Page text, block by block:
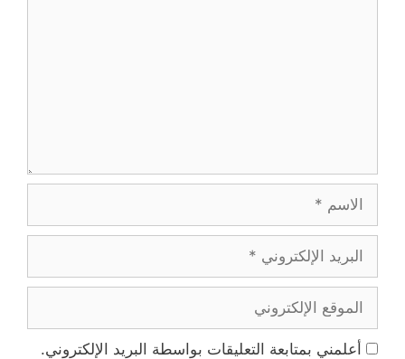
الإلكتروني
الإلكتروني
أعلمني بمتابعة التعليقات بواسطة البريد الإلكتروني.